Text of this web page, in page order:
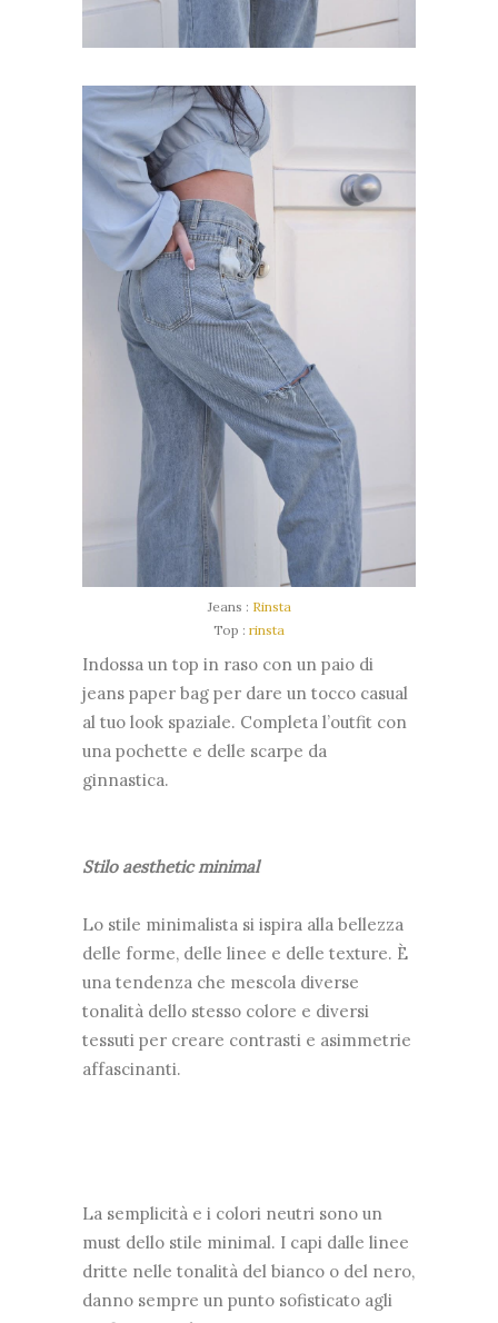
Jeans : Rinsta
Top : rinsta
Indossa un top in raso con un paio di
jeans paper bag per dare un tocco casual
al tuo look spaziale. Completa l’outfit con
una pochette e delle scarpe da
ginnastica.
Stilo aesthetic minimal
Lo stile minimalista si ispira alla bellezza
delle forme, delle linee e delle texture. È
una tendenza che mescola diverse
tonalità dello stesso colore e diversi
tessuti per creare contrasti e asimmetrie
affascinanti.
La semplicità e i colori neutri sono un
must dello stile minimal. I capi dalle linee
dritte nelle tonalità del bianco o del nero,
danno sempre un punto sofisticato agli